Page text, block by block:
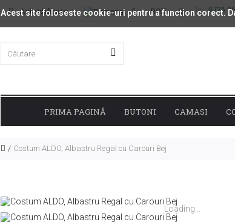
Autentificare RON Tel.:0726
PRIMA PAGINĂ BUTONI CAMASI
Costum ALDO, Albastru Regal cu Carouri Bej
Loading...
Acest site foloseste cookie-uri pentru a function corect.